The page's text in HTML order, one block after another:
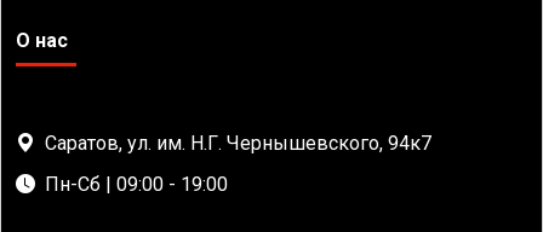
О нас
Саратов, ул. им. Н.Г. Чернышевского, 94к7
Пн-Сб | 09:00 - 19:00